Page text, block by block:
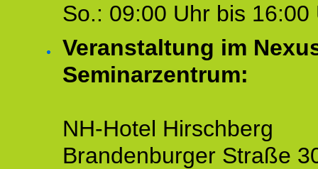
So.: 09:00 Uhr bis 16:00
Veranstaltung im
Seminarzentrum:
NH-Hotel Hirschberg
Brandenburger Straße